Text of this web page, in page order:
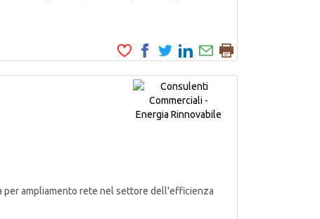
per ampliamento rete nel settore dell'efficienza